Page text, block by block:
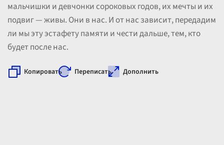
мальчишки и девчонки сороковых годов, их мечты и их
подвиг — живы. Они в нас. И от нас зависит, передадим
ли мы эту эстафету памяти и чести дальше, тем, кто
будет после нас.
Копировать Переписать Дополнить